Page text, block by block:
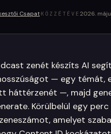
Csapat·KÖZZÉTÉVE 2026.
zenét készíts AI
— egy témát,
háttérzenét —, majd
Körülbelül egy
amelyet